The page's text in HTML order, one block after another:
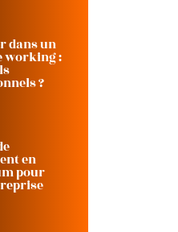
dans un
working :
?
en
pour